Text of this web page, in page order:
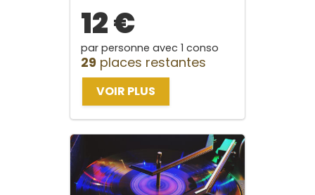
12 €
par personne avec 1 conso
29 places restantes
VOIR PLUS